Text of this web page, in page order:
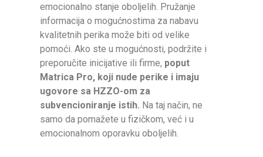
emocionalno stanje oboljelih. Pružanje
informacija o mogućnostima za nabavu
kvalitetnih perika može biti od velike
pomoći. Ako ste u mogućnosti, podržite i
preporučite inicijative ili firme, poput
Matrica Pro, koji nude perike i imaju
ugovore sa HZZO-om za
subvencioniranje istih. Na taj način, ne
samo da pomažete u fizičkom, već i u
emocionalnom oporavku oboljelih.